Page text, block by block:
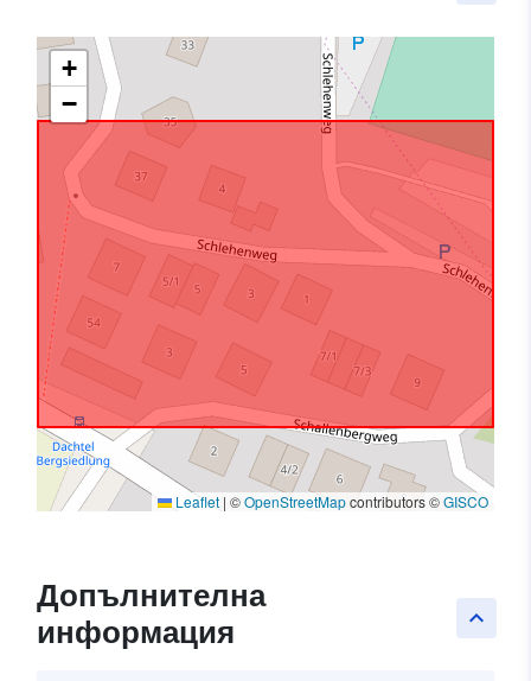
+
−
Leaflet | ©OpenStreetMapcontributors ©GISCO
keyboard_arrow_up
Допълнителна
информация